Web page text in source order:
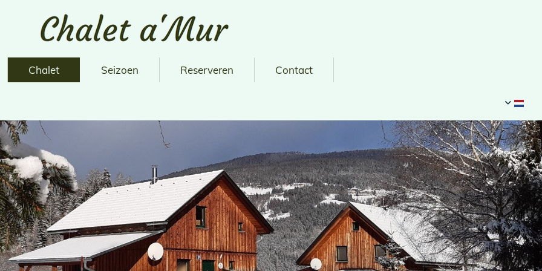
Chalet Seizoen Reserveren Contact